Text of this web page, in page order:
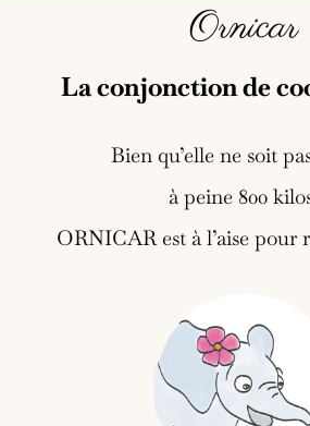
Ornicar
La conjonction de
Bien qu’elle ne soit
à peine 800
ORNICAR est à l’aise pour